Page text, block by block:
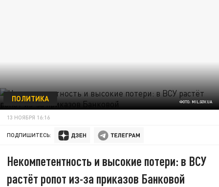
ФОТО: MIL.GOV.UA
ПОЛИТИКА
13 НОЯБРЯ 16:16
ПОДПИШИТЕСЬ:
Некомпетентность и высокие потери: в ВСУ
растёт ропот из-за приказов Банковой